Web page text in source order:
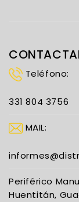
Teléfono:
331 804 3756
MAIL:
Periférico
Huentitán,